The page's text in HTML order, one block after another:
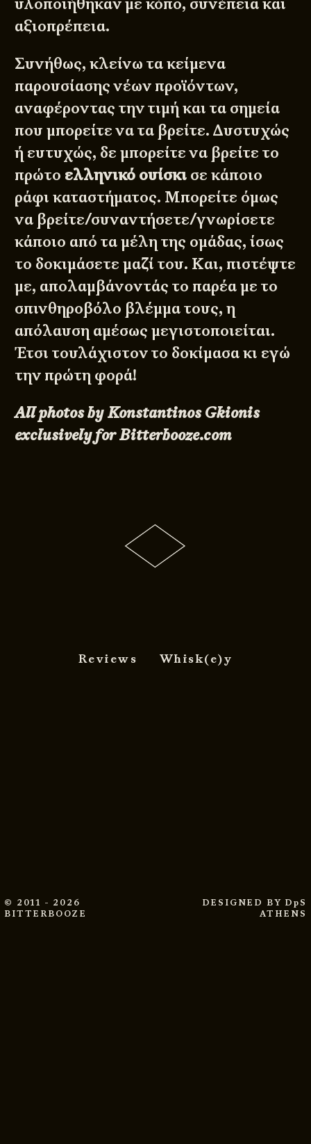
αξιοπρέπεια.
Συνήθως, κλείνω τα κείμενα
παρουσίασηςνέων προϊόντων,
αναφέροντας την τιμή και τα σημεία
που μπορείτε να τα βρείτε. Δυστυχώς
ή ευτυχώς, δε μπορείτε να βρείτε το
πρώτο ελληνικό ουίσκι σε κάποιο
ράφι καταστήματος. Μπορείτε όμως
να βρείτε/συναντήσετε/γνωρίσετε
κάποιο από τα μέλη της ομάδας, ίσως
το δοκιμάσετε μαζί του. Και, πιστέψτε
με, απολαμβάνοντάς το παρέα με το
σπινθηροβόλο βλέμμα τους, η
απόλαυση αμέσως μεγιστοποιείται.
Έτσι τουλάχιστον το δοκίμασα κι εγώ
την πρώτη φορά!
All photos by Konstantinos Gkionis
exclusively for Bitterbooze.com
Reviews Whisk(e)y
© 2011 - 2026
BITTERBOOZE
DESIGNED BY DpS
ATHENS